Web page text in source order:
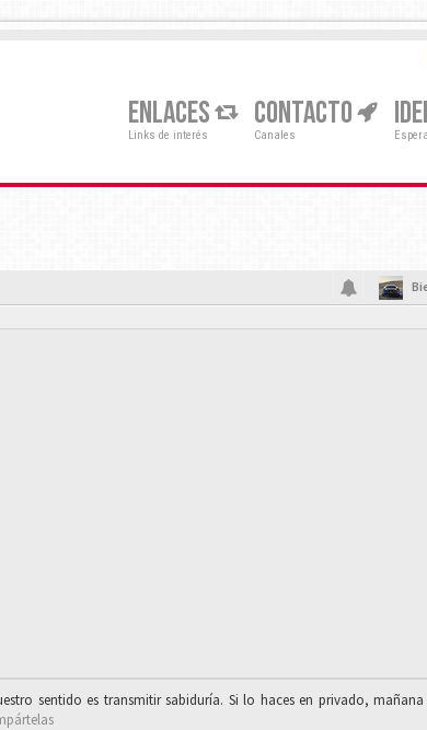
ENLACES
Links de interés
CONTACTO
Canales
sentido es transmitir sabiduría. Si lo haces en privado,